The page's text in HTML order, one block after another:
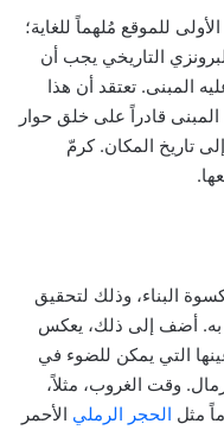
للموقع مُلهماً للغاية؛
التاريخي يجب أن
المبنى. تعتقد أن هذا
قادراً على خلق حوار
تاريخ المكان. كرمّ
البناء، وذلك لتحقيق
به. أضف إلى ذلك، يعكس
التي يمكن للضوء في
وقت الغروب، مثلاً،
مثل الحجر الرملي الأحمر